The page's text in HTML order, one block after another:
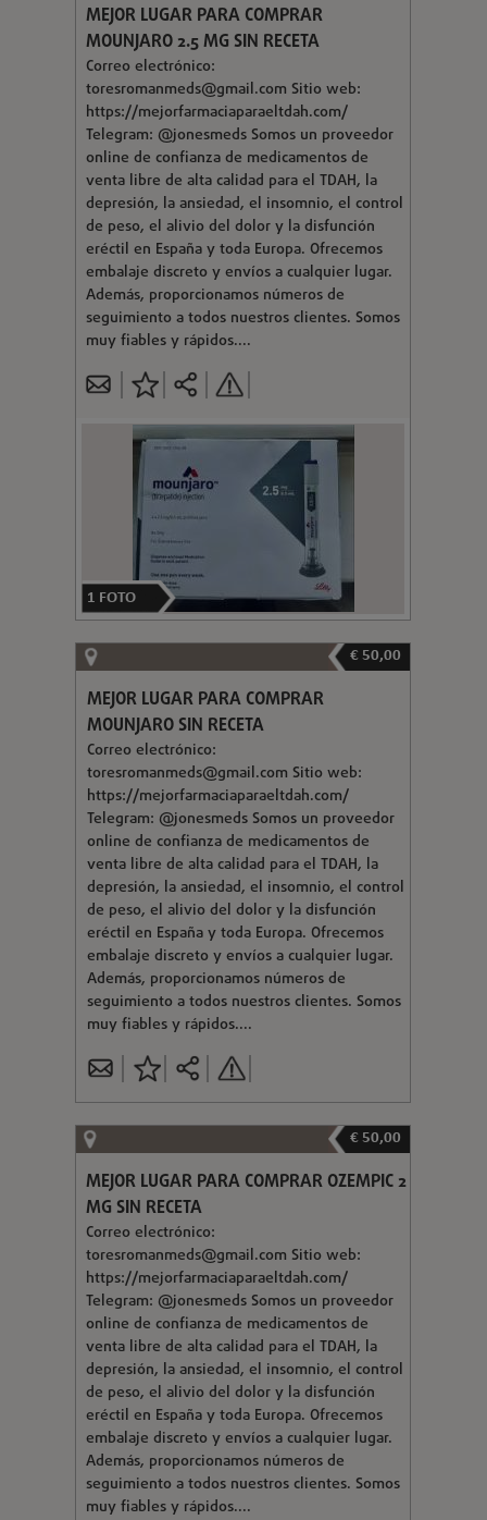
MEJOR LUGAR PARA COMPRAR
MOUNJARO 2.5 MG SIN RECETA
Correo electrónico:
toresromanmeds@gmail.com Sitio web:
https://mejorfarmaciaparaeltdah.com/
Telegram: @jonesmeds Somos un proveedor
online de confianza de medicamentos de
venta libre de alta calidad para el TDAH, la
depresión, la ansiedad, el insomnio, el control
de peso, el alivio del dolor y la disfunción
eréctil en España y toda Europa. Ofrecemos
embalaje discreto y envíos a cualquier lugar.
Además, proporcionamos números de
seguimiento a todos nuestros clientes. Somos
muy fiables y rápidos....
1 FOTO
€ 50,00
MEJOR LUGAR PARA COMPRAR
MOUNJARO SIN RECETA
Correo electrónico:
toresromanmeds@gmail.com Sitio web:
https://mejorfarmaciaparaeltdah.com/
Telegram: @jonesmeds Somos un proveedor
online de confianza de medicamentos de
venta libre de alta calidad para el TDAH, la
depresión, la ansiedad, el insomnio, el control
de peso, el alivio del dolor y la disfunción
eréctil en España y toda Europa. Ofrecemos
embalaje discreto y envíos a cualquier lugar.
Además, proporcionamos números de
seguimiento a todos nuestros clientes. Somos
muy fiables y rápidos....
€ 50,00
MEJOR LUGAR PARA COMPRAR OZEMPIC 2
MG SIN RECETA
Correo electrónico:
toresromanmeds@gmail.com Sitio web:
https://mejorfarmaciaparaeltdah.com/
Telegram: @jonesmeds Somos un proveedor
online de confianza de medicamentos de
venta libre de alta calidad para el TDAH, la
depresión, la ansiedad, el insomnio, el control
de peso, el alivio del dolor y la disfunción
eréctil en España y toda Europa. Ofrecemos
embalaje discreto y envíos a cualquier lugar.
Además, proporcionamos números de
seguimiento a todos nuestros clientes. Somos
muy fiables y rápidos....